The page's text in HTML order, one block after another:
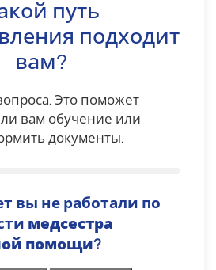
путь
подходит
вам?
Это поможет
вам обучение или
документы.
вы не работали по
медсестра
помощи?